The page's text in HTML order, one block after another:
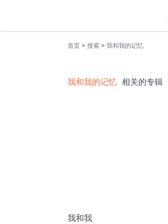
首页 > 搜索 > 我和我的记忆
我和我的记忆 相关的专辑
我和我